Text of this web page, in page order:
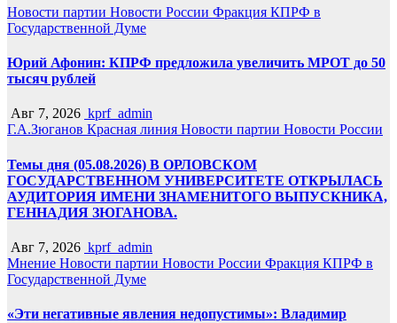
Новости партии Новости России Фракция КПРФ в
Государственной Думе
Юрий Афонин: КПРФ предложила увеличить МРОТ до 50
тысяч рублей
Авг 7, 2026 kprf_admin
Г.А.Зюганов Красная линия Новости партии Новости России
Темы дня (05.08.2026) В ОРЛОВСКОМ
ГОСУДАРСТВЕННОМ УНИВЕРСИТЕТЕ ОТКРЫЛАСЬ
АУДИТОРИЯ ИМЕНИ ЗНАМЕНИТОГО ВЫПУСКНИКА,
ГЕННАДИЯ ЗЮГАНОВА.
Авг 7, 2026 kprf_admin
Мнение Новости партии Новости России Фракция КПРФ в
Государственной Думе
«Эти негативные явления недопустимы»: Владимир